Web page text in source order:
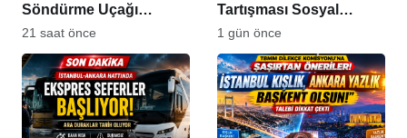
Söndürme Uçağı
Gölette Kalkış
Yapamadı!
21 saat önce
Tartışması Sosyal
Medyada Büyük Yankı
Uyandırdı
1 gün önce